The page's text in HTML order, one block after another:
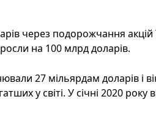
через подорожчання акцій
на 100 млрд доларів.
27 мільярдам доларів і
у світі. У січні 2020 року